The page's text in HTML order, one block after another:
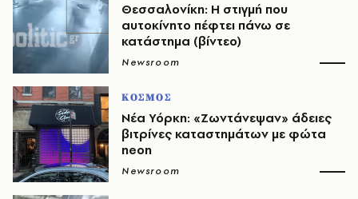
Θεσσαλονίκη: Η στιγμή που
αυτοκίνητο πέφτει πάνω σε
κατάστημα (βίντεο)
Newsroom
ΚΟΣΜΟΣ
Νέα Υόρκη: «Ζωντάνεψαν» άδειες
βιτρίνες καταστημάτων με φώτα
neon
Newsroom